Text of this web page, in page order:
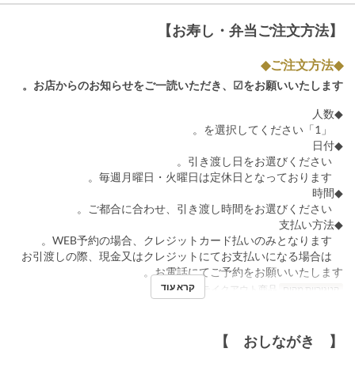
【お寿し・弁当ご注文方法】
◆ご注文方法◆
お店からのお知らせをご一読いただき、☑をお願いいたします。
◆人数
「1」を選択してください。
◆日付
◆時間
◆支払い方法
お引渡しの際、現金又はクレジットにてお支払いになる場合は
お電話にてご予約をお願いいたします。
קטגוריית מקום קרא עוד
【 おしながき 】